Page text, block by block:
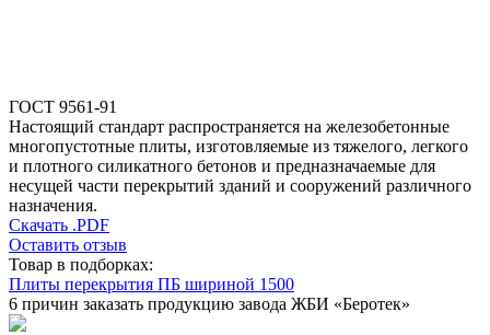
ГОСТ 9561-91
Настоящий стандарт распространяется на железобетонные
многопустотные плиты, изготовляемые из тяжелого, легкого
и плотного силикатного бетонов и предназначаемые для
несущей части перекрытий зданий и сооружений различного
назначения.
Скачать .PDF
Оставить отзыв
Товар в подборках:
Плиты перекрытия ПБ шириной 1500
6 причин заказать продукцию завода ЖБИ «Беротек»